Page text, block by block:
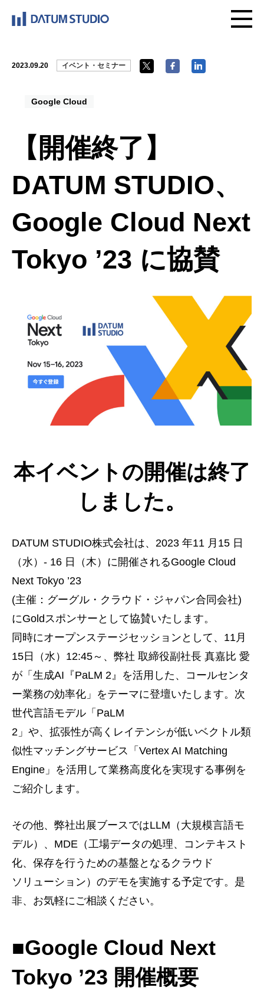
2023.09.20 イベント・セミナー
Google Cloud
【開催終了】
DATUM STUDIO、
Google Cloud Next
Tokyo ’23 に協賛
本イベントの開催は終了
しました。
DATUM STUDIO株式会社は、2023 年11 ⽉15 日
（水）- 16 ⽇（木）に開催されるGoogle Cloud
Next Tokyo ’23
(主催：グーグル・クラウド・ジャパン合同会社)
にGoldスポンサーとして協賛いたします。
同時にオープンステージセッションとして、11月
15日（水）12:45～、弊社 取締役副社長 真嘉比 愛
が「生成AI『PaLM 2』を活用した、コールセンタ
ー業務の効率化」をテーマに登壇いたします。次
世代言語モデル「PaLM
2」や、拡張性が高くレイテンシが低いベクトル類
似性マッチングサービス「Vertex AI Matching
Engine」を活用して業務高度化を実現する事例を
ご紹介します。
その他、弊社出展ブースではLLM（大規模言語モ
デル）、MDE（工場データの処理、コンテキスト
化、保存を行うための基盤となるクラウド
ソリューション）のデモを実施する予定です。是
非、お気軽にご相談ください。
■Google Cloud Next
Tokyo ’23 開催概要